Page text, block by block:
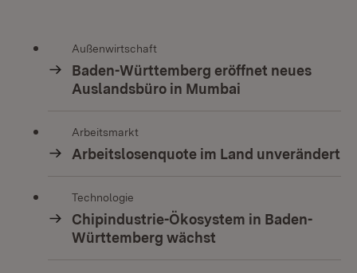
Außenwirtschaft
Baden-Württemberg eröffnet neues
Auslandsbüro in Mumbai
Arbeitsmarkt
Arbeitslosenquote im Land unverändert
Technologie
Chipindustrie-Ökosystem in Baden-
Württemberg wächst